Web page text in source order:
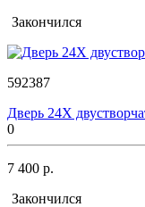
Закончился
592387
Дверь 24Х
0
7 400 р.
Закончился